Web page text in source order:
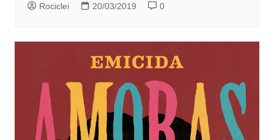
Rociclei 20/03/2019 0